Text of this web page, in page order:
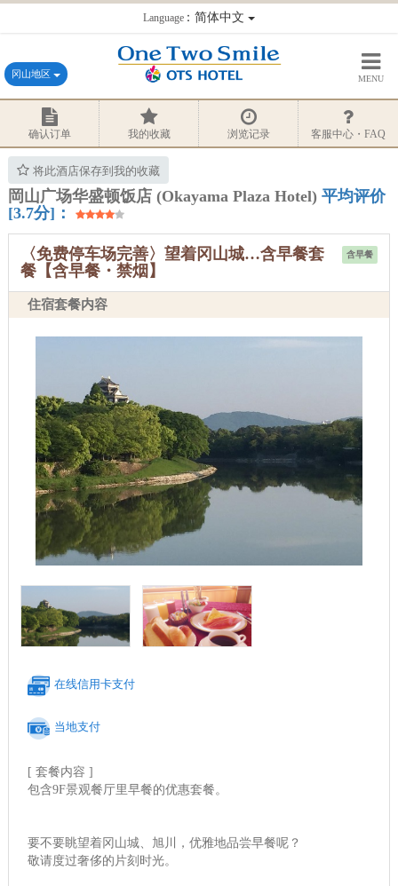
Language：简体中文
冈山地区 MENU
确认订单 我的收藏 浏览记录 客服中心・FAQ
将此酒店保存到我的收藏
岡山广场华盛顿饭店 (Okayama Plaza Hotel) 平均评价
[3.7分]：
含早餐
〈免费停车场完善〉望着冈山城…含早餐套
餐【含早餐・禁烟】
住宿套餐内容
在线信用卡支付
当地支付
[ 套餐内容 ]
包含9F景观餐厅里早餐的优惠套餐。
要不要眺望着冈山城、旭川，优雅地品尝早餐呢？
敬请度过奢侈的片刻时光。